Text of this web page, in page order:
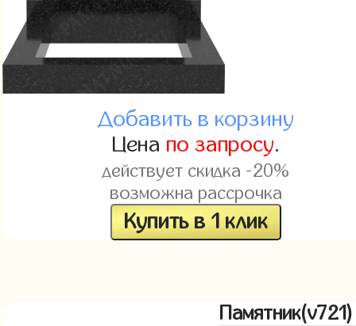
Добавить в корзину
Цена по запросу.
действует скидка -20%
возможна рассрочка
Купить в 1 клик
Памятник(v721)